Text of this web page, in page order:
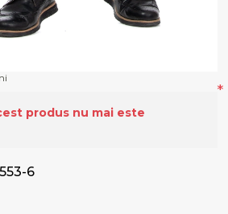
produs nu mai este
6
*